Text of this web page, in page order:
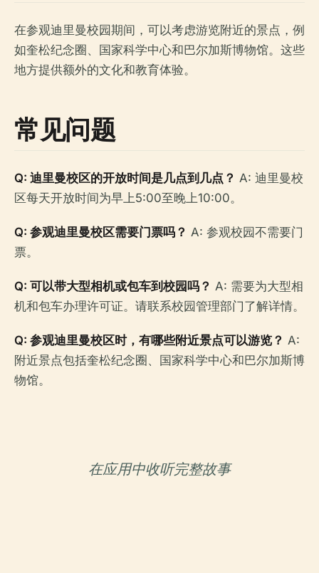
在参观迪里曼校园期间，可以考虑游览附近的景点，例
如奎松纪念圈、国家科学中心和巴尔加斯博物馆。这些
地方提供额外的文化和教育体验。
常见问题
Q: 迪里曼校区的开放时间是几点到几点？ A: 迪里曼校
区每天开放时间为早上5:00至晚上10:00。
Q: 参观迪里曼校区需要门票吗？ A: 参观校园不需要门
票。
Q: 可以带大型相机或包车到校园吗？ A: 需要为大型相
机和包车办理许可证。请联系校园管理部门了解详情。
Q: 参观迪里曼校区时，有哪些附近景点可以游览？ A:
附近景点包括奎松纪念圈、国家科学中心和巴尔加斯博
物馆。
在应用中收听完整故事